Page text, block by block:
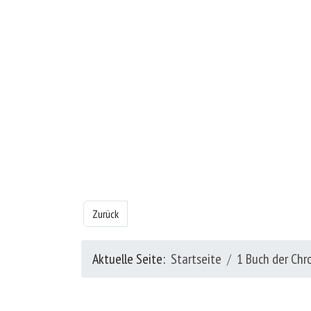
Vorheriger Beitrag: Das 1 Buch der Chronik - Kapitel 23
Zurück
Aktuelle Seite: Startseite 1 Buch der